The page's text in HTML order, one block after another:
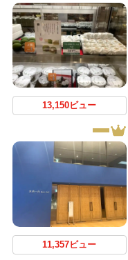
13,150ビュー
11,357ビュー